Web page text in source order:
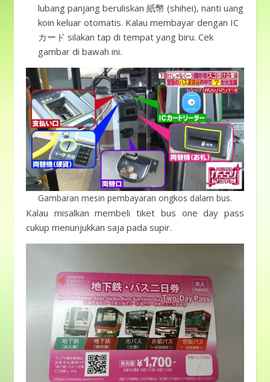
lubang panjang beruliskan 紙幣 (shihei), nanti uang
koin keluar otomatis. Kalau membayar dengan IC
カード silakan tap di tempat yang biru. Cek
gambar di bawah ini.
Gambaran mesin pembayaran ongkos dalam bus.
Kalau misalkan membeli tiket bus one day pass
cukup menunjukkan saja pada supir.